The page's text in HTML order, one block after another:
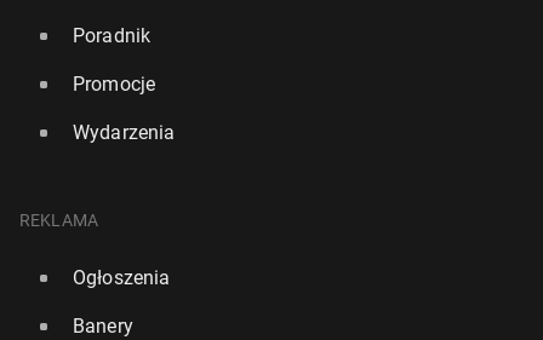
Poradnik
Promocje
Wydarzenia
REKLAMA
Ogłoszenia
Banery